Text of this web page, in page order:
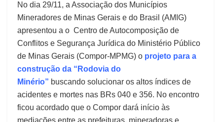
No dia 29/11, a Associação dos Municípios
Mineradores de Minas Gerais e do Brasil (AMIG)
apresentou a o Centro de Autocomposição de
Conflitos e Segurança Jurídica do Ministério Público
de Minas Gerais (Compor-MPMG) o projeto para a
construção da “Rodovia do
Minério” buscando solucionar os altos índices de
acidentes e mortes nas BRs 040 e 356. No encontro
ficou acordado que o Compor dará início às